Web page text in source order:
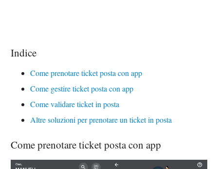
Indice
Come prenotare ticket posta con app
Come gestire ticket posta con app
Come validare ticket in posta
Altre soluzioni per prenotare un ticket in posta
Come prenotare ticket posta con app